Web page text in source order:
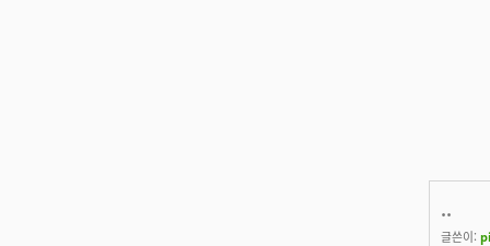
..
글쓴이: